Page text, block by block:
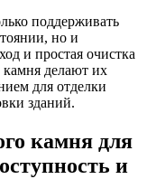
поддерживать
но и
и простая очистка
камня делают их
для отделки
зданий.
камня для
и